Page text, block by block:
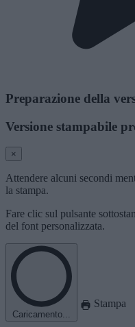
Preparazione della
Versione stampabile
×
Attendere alcuni secondi
la stampa.
Fare clic sul pulsante
del font personalizzata.
Caricamento...
Stampa